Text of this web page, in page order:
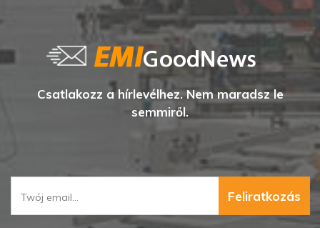
Csatlakozz a hírlevélhez. Nem maradsz le
semmiről.
Feliratkozás